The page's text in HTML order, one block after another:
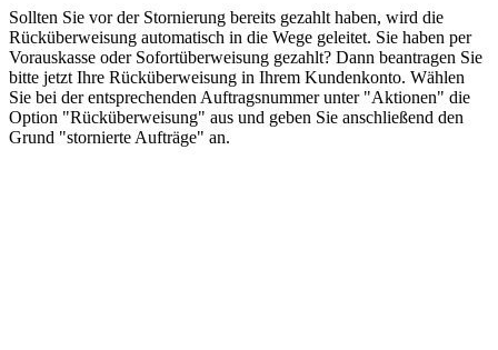
Sollten Sie vor der Stornierung bereits gezahlt haben, wird die
Rücküberweisung automatisch in die Wege geleitet. Sie haben per
Vorauskasse oder Sofortüberweisung gezahlt? Dann beantragen Sie
bitte jetzt Ihre Rücküberweisung in Ihrem Kundenkonto. Wählen
Sie bei der entsprechenden Auftragsnummer unter "Aktionen" die
Option "Rücküberweisung" aus und geben Sie anschließend den
Grund "stornierte Aufträge" an.